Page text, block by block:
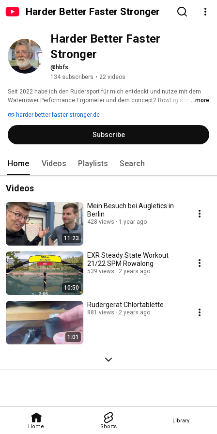
Harder Better Faster Stronger
Home Shorts
Library
Harder Better Faster
Stronger
@hbfs
134 subscribers • 22 videos
Seit 2022 habe ich den Rudersport für mich entdeckt und nutze mit dem
Waterrower Performance Ergometer und dem concept2 RowErg sowie
ist Teil meines Alltags geworden und hier beschreibe ich meine
gesammelte Erfahrung zu virtuellem Training sowie alles rund um den
Sport Indoor-Rudern.
...more
harder-better-faster-stronger.de
Subscribe
Home Videos Playlists Search
Videos
11:23
Mein Besuch bei Augletics in
Berlin
428 views 1 year ago
10:50
EXR Steady State Workout
21/22 SPM Rowalong
539 views 2 years ago
1:01
Rudergerät Chlortablette
881 views 2 years ago